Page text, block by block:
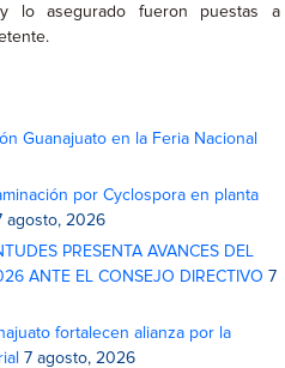
lo asegurado fueron puestas a
Guanajuato en la Feria Nacional
por Cyclospora en planta
agosto, 2026
PRESENTA AVANCES DEL
ANTE EL CONSEJO DIRECTIVO 7
fortalecen alianza por la
7 agosto, 2026